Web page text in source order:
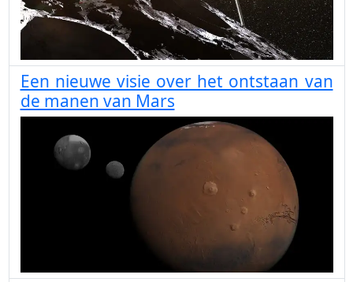
Een nieuwe visie over het ontstaan van
de manen van Mars